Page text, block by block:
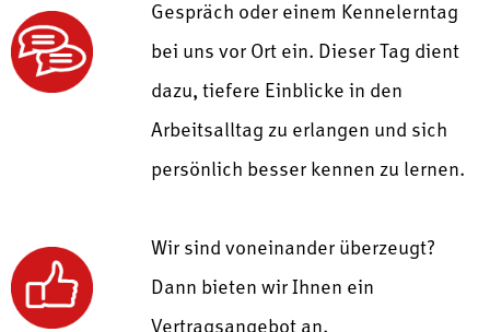
Gespräch oder einem Kennelerntag
bei uns vor Ort ein. Dieser Tag dient
dazu, tiefere Einblicke in den
Arbeitsalltag zu erlangen und sich
persönlich besser kennen zu lernen.
Wir sind voneinander überzeugt?
Dann bieten wir Ihnen ein
Vertragsangebot an.